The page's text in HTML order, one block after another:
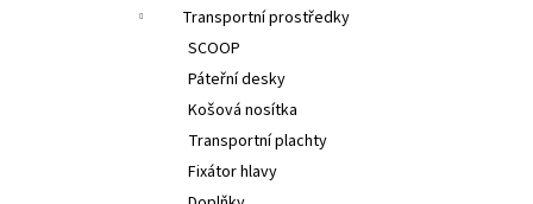
Transportní prostředky
SCOOP
Páteřní desky
Košová nosítka
Transportní plachty
Fixátor hlavy